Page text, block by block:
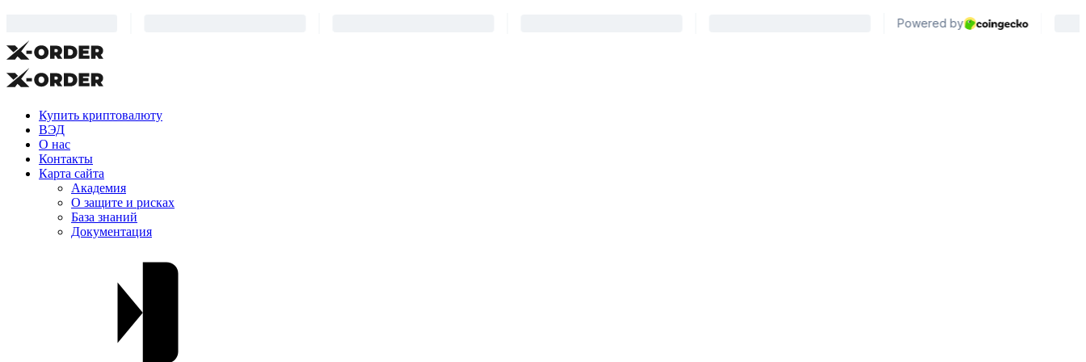
Купить криптовалюту
ВЭД
О нас
Контакты
Карта сайта
Академия
О защите и рисках
База знаний
Документация